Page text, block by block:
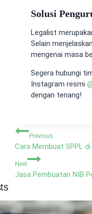
Solusi
Legalist
Selain
mengenai masa
Segera hubungi
Instagram resmi
dengan tenang!
Navigasi
pos
Previous
Cara Membuat SPPL
Next
Jasa Pembuatan NIB